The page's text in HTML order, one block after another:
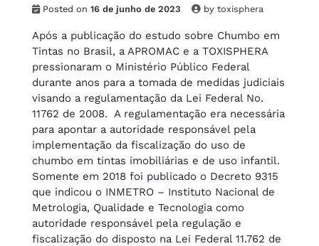
Posted on 16 de junho de 2023 by toxisphera
Após a publicação do estudo sobre Chumbo em
Tintas no Brasil, a APROMAC e a TOXISPHERA
pressionaram o Ministério Público Federal
durante anos para a tomada de medidas judiciais
visando a regulamentação da Lei Federal No.
11762 de 2008. A regulamentação era necessária
para apontar a autoridade responsável pela
implementação da fiscalização do uso de
chumbo em tintas imobiliárias e de uso infantil.
Somente em 2018 foi publicado o Decreto 9315
que indicou o INMETRO – Instituto Nacional de
Metrologia, Qualidade e Tecnologia como
autoridade responsável pela regulação e
fiscalização do disposto na Lei Federal 11.762 de